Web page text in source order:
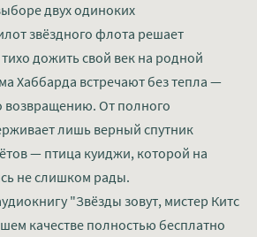
двух одиноких
звёздного флота решает
дожить свой век на родной
Хаббарда встречают без тепла —
возвращению. От полного
лишь верный спутник
— птица куиджи, которой на
не слишком рады.
"Звёзды зовут, мистер Китс
качестве полностью бесплатно